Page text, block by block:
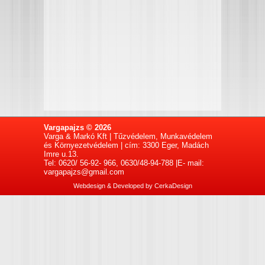
Vargapajzs © 2026
Varga & Markó Kft | Tűzvédelem, Munkavédelem
és Környezetvédelem | cím: 3300 Eger, Madách
Imre u.13.
Tel: 0620/ 56-92- 966, 0630/48-94-788 |E- mail:
vargapajzs@gmail.com
Webdesign & Developed by CerkaDesign